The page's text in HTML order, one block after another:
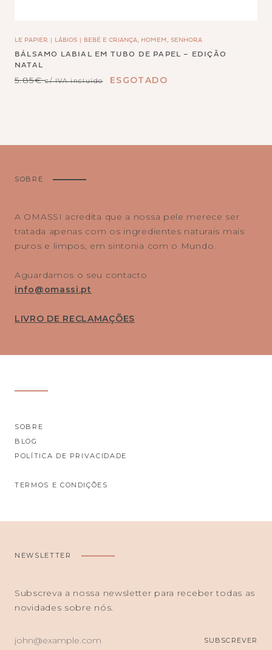
LE PAPIER LÁBIOS BEBÉ E CRIANÇA, HOMEM, SENHORA
BÁLSAMO LABIAL EM TUBO DE PAPEL – EDIÇÃO
NATAL
5.85€ c/ IVA incluído ESGOTADO
SOBRE
A OMASSI acredita que a nossa pele merece ser
tratada apenas com os ingredientes naturais mais
puros e limpos, em sintonia com o Mundo.
Aguardamos o seu contacto
info@omassi.pt
LIVRO DE RECLAMAÇÕES
SOBRE
BLOG
POLÍTICA DE PRIVACIDADE
TERMOS E CONDIÇÕES
NEWSLETTER
Subscreva a nossa newsletter para receber todas as
novidades sobre nós.
SEU
SUBSCREVER